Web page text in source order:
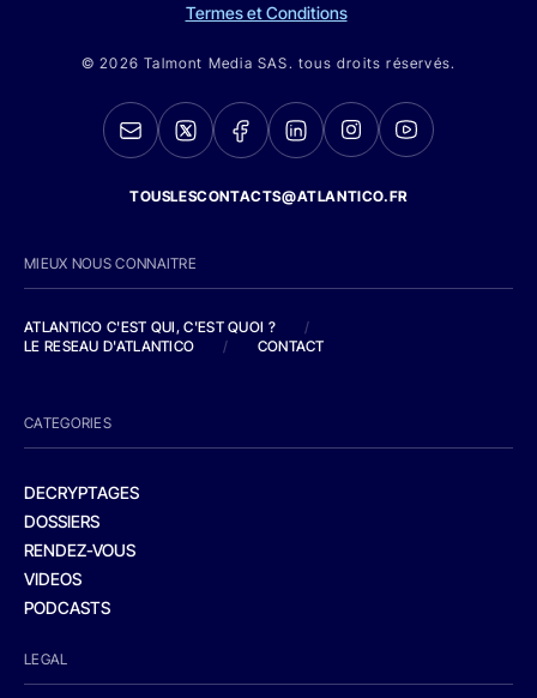
Termes et Conditions
© 2026 Talmont Media SAS. tous droits réservés.
TOUSLESCONTACTS@ATLANTICO.FR
MIEUX NOUS CONNAITRE
ATLANTICO C'EST QUI, C'EST QUOI ?
/
LE RESEAU D'ATLANTICO
/ CONTACT
CATEGORIES
DECRYPTAGES
DOSSIERS
RENDEZ-VOUS
VIDEOS
PODCASTS
LEGAL